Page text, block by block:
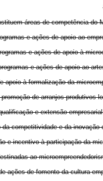
áreas de competência do
e ações de apoio ao
e ações de apoio à
e ações de apoio ao
apoio à formalização da
de arranjos produtivos
e extensão
da competitividade e da
e incentivo à participação da
ao
ações de fomento da cultura